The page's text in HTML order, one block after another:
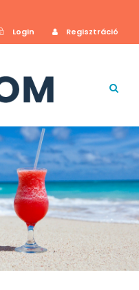
Login
Regisztráció